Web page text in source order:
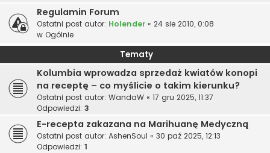
Regulamin Forum
Ostatni post autor: Holender « 24 sie 2010, 0:08
w Ogólnie
Tematy
Kolumbia wprowadza sprzedaż kwiatów konopi
na receptę – co myślicie o takim kierunku?
Ostatni post autor: WandaW « 17 gru 2025, 11:37
Odpowiedzi: 3
E-recepta zakazana na Marihuanę Medyczną
Ostatni post autor: AshenSoul « 30 paź 2025, 12:13
Odpowiedzi: 1